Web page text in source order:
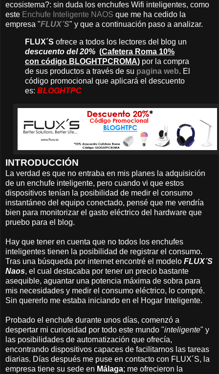
ecosistema?: sin duda los enchufes Wifi inteligentes, como
este Enchufe Inteligente NAOS que me ha cedido la
empresa "FLUX´S" y que a continuación paso a analizar.
FLUX´S ofrece a todos los lectores del blog un
descuento del 20% (Cafetera Roma 10%
con código BLOGHTPCROMA) por la compra
de sus productos a través de su pagina web. El
código promocional que aplicará el descuento
es: BLOGHTPC
INTRODUCCIÓN
La verdad es que no entraba en mis planes la adquisición
de un enchufe inteligente, pero cuando vi que estos
dispositivos tenían la posibilidad de medir el consumo
instantáneo del equipo conectado, pensé que me vendría
bien para monitorizar el gasto eléctrico del hardware que
pruebo para el blog.
Hay que tener en cuenta que no todos los enchufes
inteligentes tienen la posibilidad de registrar el consumo.
Tras una búsqueda por internet encontré el modelo FLUX´S
Naos, el cual destacaba por tener un precio bastante
asequible, aguantar una potencia máxima de sobra para
mis necesidades y medir el consumo eléctrico, lo compré.
Sin quererlo me estaba iniciando en el Hogar Inteligente.
Probado el enchufe durante unos días, comenzó a
despertar mi curiosidad por todo este mundo "inteligente" y
las posibilidades de automatización que ofrecía,
encontrando dispositivos capaces de facilitarnos las tareas
diarias. Días después me puse en contacto con FLUX´S, la
empresa tiene su sede en Málaga; me ofrecieron la